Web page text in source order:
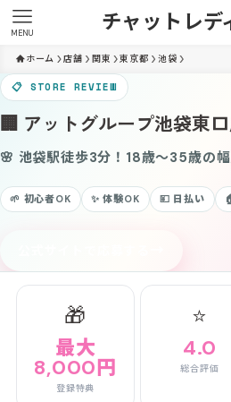
チャットレ
MENU
ホーム 店舗 関東 東京都 池袋
📋 STORE REVIEW
🏢 アットグループ池袋東
🌸 池袋駅徒歩3分！18歳〜35歳の
🌱 初心者OK ✨ 体験OK 💴 日払い
🎁
最大
8,000円
登録特典
⭐
4.0
総合評価